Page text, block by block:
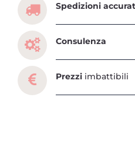
Spedizioni
Consulenza
Prezzi imbattibili